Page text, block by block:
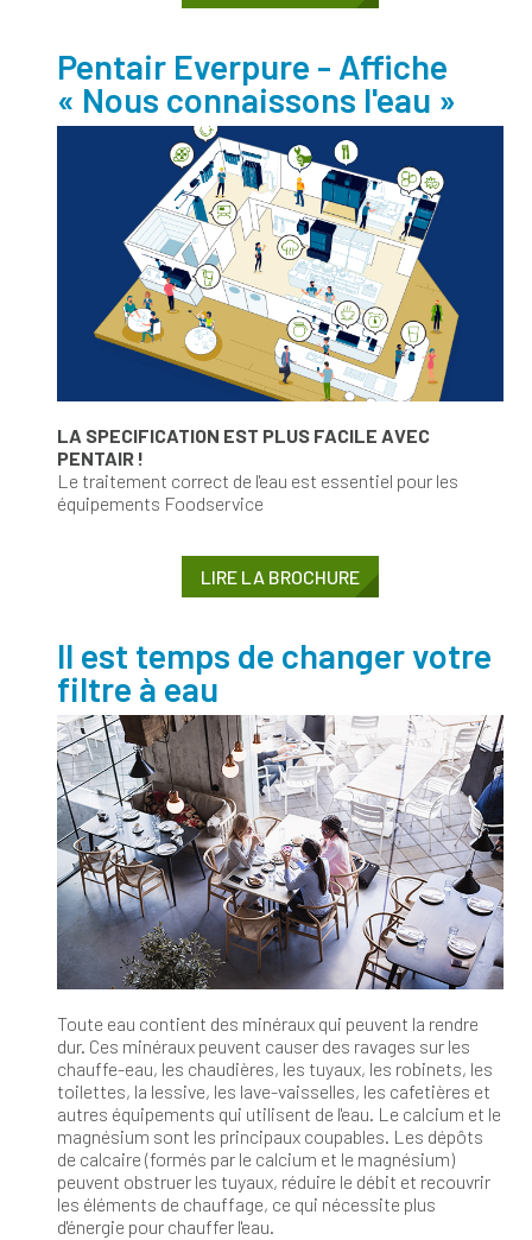
Pentair Everpure - Affiche
« Nous connaissons l'eau »
LA SPECIFICATION EST PLUS FACILE AVEC
PENTAIR !
Le traitement correct de l'eau est essentiel pour les
équipements Foodservice
LIRE LA BROCHURE
Il est temps de changer votre
filtre à eau
Toute eau contient des minéraux qui peuvent la rendre
dur. Ces minéraux peuvent causer des ravages sur les
chauffe-eau, les chaudières, les tuyaux, les robinets, les
toilettes, la lessive, les lave-vaisselles, les cafetières et
autres équipements qui utilisent de l'eau. Le calcium et le
magnésium sont les principaux coupables. Les dépôts
de calcaire (formés par le calcium et le magnésium)
peuvent obstruer les tuyaux, réduire le débit et recouvrir
les éléments de chauffage, ce qui nécessite plus
d'énergie pour chauffer l'eau.